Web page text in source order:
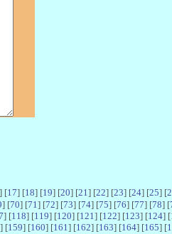
] [17] [18] [19] [20] [21 ] [22] [23] [24] [25] [
] [70] [71 ] [72] [73] [74] [75] [76] [77] [78] [
] [118] [119] [120] [121 ] [122] [123] [124] [
] [159] [160] [161 ] [162] [163] [164] [165] [